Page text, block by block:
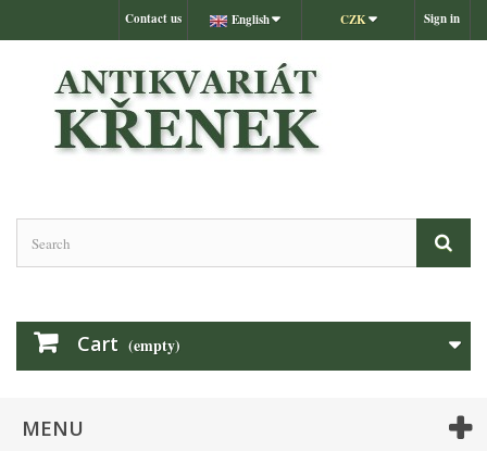
Sign in
CZK
English
Contact us
Cart (empty)
MENU